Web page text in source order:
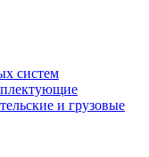
систем
и грузовые